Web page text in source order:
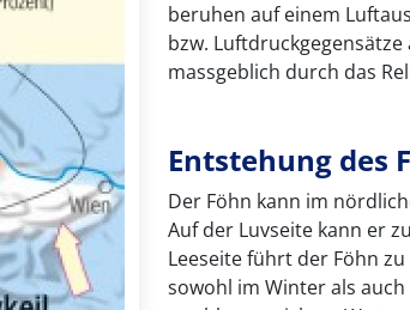
beruhen auf einem
bzw.
massgeblich durch das
Entstehung des
Der Föhn kann im
Auf der Luvseite kann er
Leeseite führt der Föhn
sowohl im Winter als